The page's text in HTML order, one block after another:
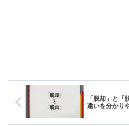
「脱却」と「
違いを分かり